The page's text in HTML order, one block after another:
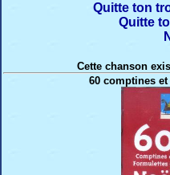
Quitte ton
Quitte
Cette chanson
60 comptines